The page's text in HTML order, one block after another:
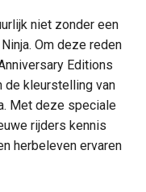
niet zonder een
Om deze reden
Editions
de kleurstelling van
Met deze speciale
rijders kennis
herbeleven ervaren